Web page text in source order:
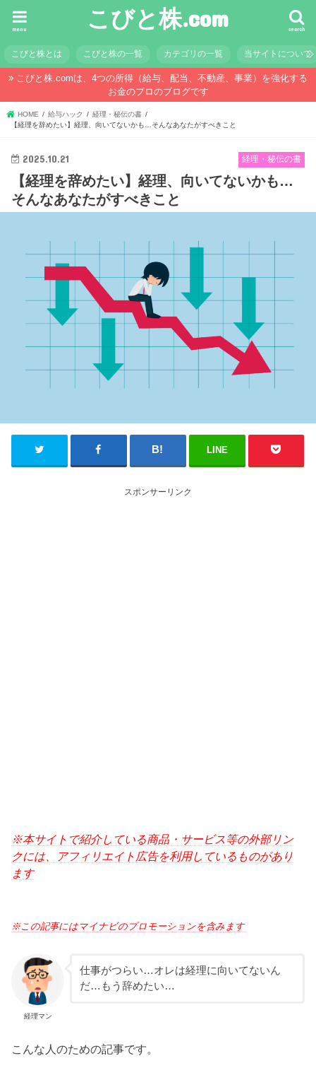
こびと株.com search
menu
こびと株とは こびと株の一覧 カテゴリの一覧 当サイトについて
こびと株.comは、4つの所得（給与、配当、不動産、事業）を強化する
お金のプロのブログです
HOME 給与ハック
経理・秘伝の書
【経理を辞めたい】経理、向いてないかも…そんなあなたがすべきこと
経理・秘伝の書
2025.10.21
【経理を辞めたい】経理、向いてないかも…
そんなあなたがすべきこと
LINE
スポンサーリンク
※本サイトで紹介している商品・サービス等の外部リン
クには、アフィリエイト広告を利用しているものがあり
ます
※この記事にはマイナビのプロモーションを含みます
経理マン
仕事がつらい…オレは経理に向いてないん
だ…もう辞めたい…
こんな人のための記事です。